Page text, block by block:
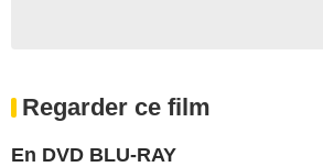
Regarder ce film
En DVD BLU-RAY